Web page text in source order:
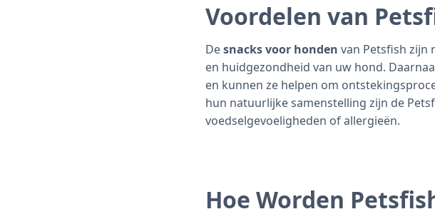
Voordelen van
Desnacks voor honden van Petsfish zijn
en huidgezondheid van uw hond.
en kunnen ze helpen om
hun natuurlijke samenstelling zijn de
voedselgevoeligheden of allergieën.
Hoe Worden